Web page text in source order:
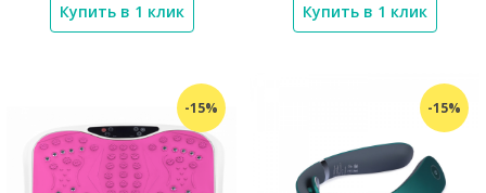
Купить в 1 клик Купить в 1 клик
-15% -15%